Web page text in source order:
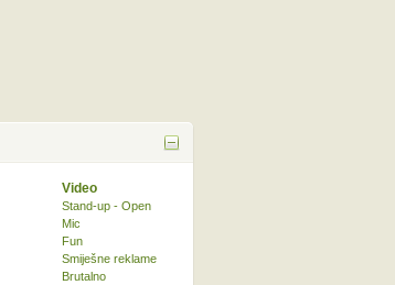
Video
Stand-up - Open
Mic
Fun
Smiješne reklame
Brutalno